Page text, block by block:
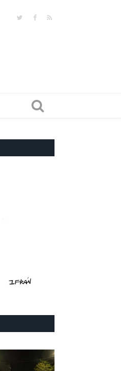
TwitterFacebook
RSS